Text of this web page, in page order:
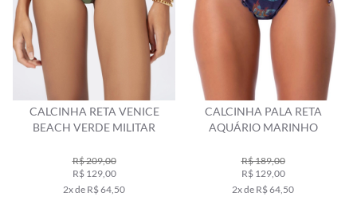
CALCINHA RETA VENICE
BEACH VERDE MILITAR
R$ 209,00
R$ 129,00
2x de R$ 64,50
CALCINHA PALA RETA
AQUÁRIO MARINHO
R$ 189,00
R$ 129,00
2x de R$ 64,50